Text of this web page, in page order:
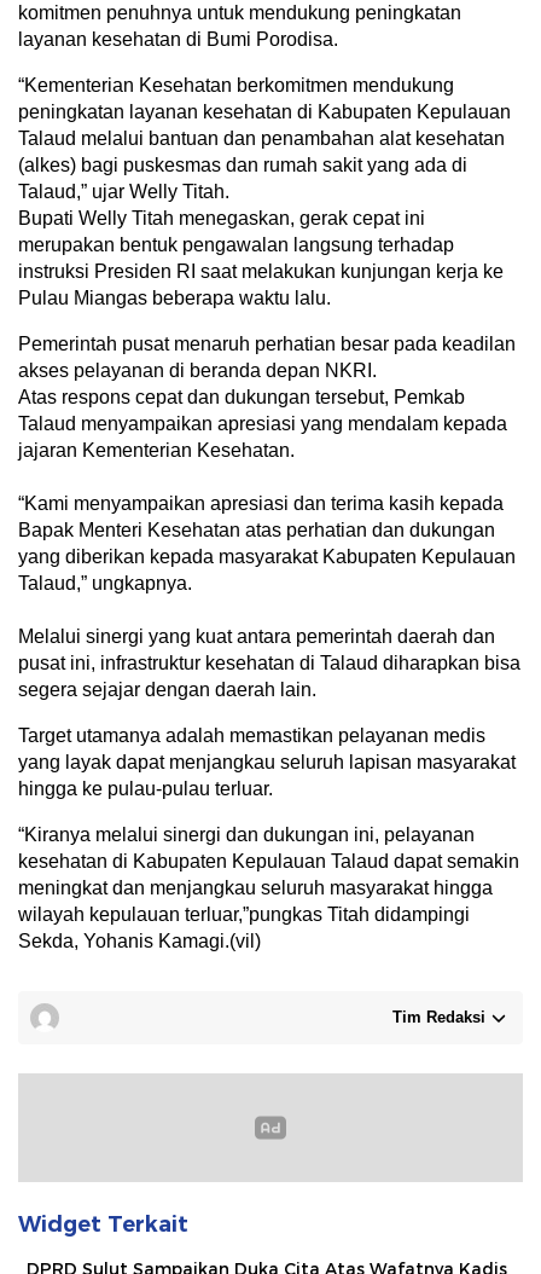
komitmen penuhnya untuk mendukung peningkatan
layanan kesehatan di Bumi Porodisa.
“Kementerian Kesehatan berkomitmen mendukung
peningkatan layanan kesehatan di Kabupaten Kepulauan
Talaud melalui bantuan dan penambahan alat kesehatan
(alkes) bagi puskesmas dan rumah sakit yang ada di
Talaud,” ujar Welly Titah.
​Bupati Welly Titah menegaskan, gerak cepat ini
merupakan bentuk pengawalan langsung terhadap
instruksi Presiden RI saat melakukan kunjungan kerja ke
Pulau Miangas beberapa waktu lalu.
Pemerintah pusat menaruh perhatian besar pada keadilan
akses pelayanan di beranda depan NKRI.
​Atas respons cepat dan dukungan tersebut, Pemkab
Talaud menyampaikan apresiasi yang mendalam kepada
jajaran Kementerian Kesehatan.
“Kami menyampaikan apresiasi dan terima kasih kepada
Bapak Menteri Kesehatan atas perhatian dan dukungan
yang diberikan kepada masyarakat Kabupaten Kepulauan
Talaud,” ungkapnya.
Melalui sinergi yang kuat antara pemerintah daerah dan
pusat ini, infrastruktur kesehatan di Talaud diharapkan bisa
segera sejajar dengan daerah lain.
Target utamanya adalah memastikan pelayanan medis
yang layak dapat menjangkau seluruh lapisan masyarakat
hingga ke pulau-pulau terluar.
“Kiranya melalui sinergi dan dukungan ini, pelayanan
kesehatan di Kabupaten Kepulauan Talaud dapat semakin
meningkat dan menjangkau seluruh masyarakat hingga
wilayah kepulauan terluar,”pungkas Titah didampingi
Sekda, Yohanis Kamagi.(vil)
Tim Redaksi
Widget Terkait
DPRD Sulut Sampaikan Duka Cita Atas Wafatnya Kadis